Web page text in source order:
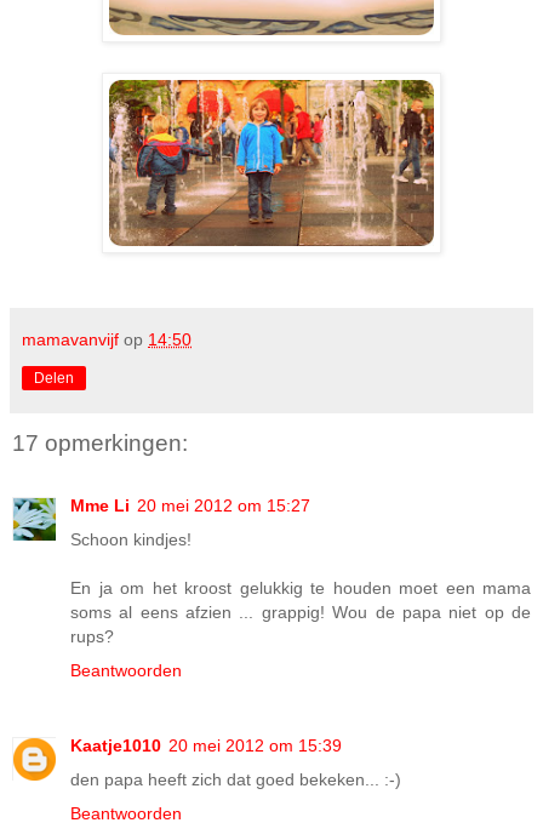
mamavanvijf op 14:50
Delen
17 opmerkingen:
Mme Li 20 mei 2012 om 15:27
Schoon kindjes!
En ja om het kroost gelukkig te houden moet een mama
soms al eens afzien ... grappig! Wou de papa niet op de
rups?
Beantwoorden
Kaatje1010 20 mei 2012 om 15:39
den papa heeft zich dat goed bekeken... :-)
Beantwoorden